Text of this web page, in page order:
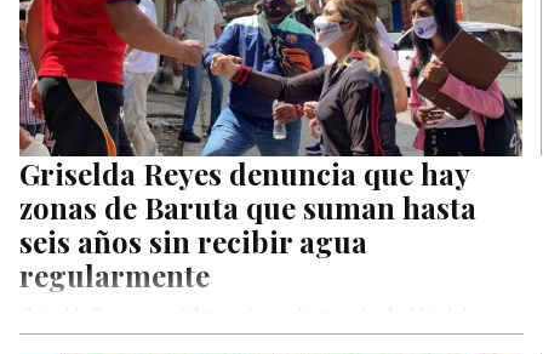
Griselda Reyes denuncia que hay
zonas de Baruta que suman hasta
seis años sin recibir agua
regularmente
municipio Baruta, denunció este jueves que hay zonas